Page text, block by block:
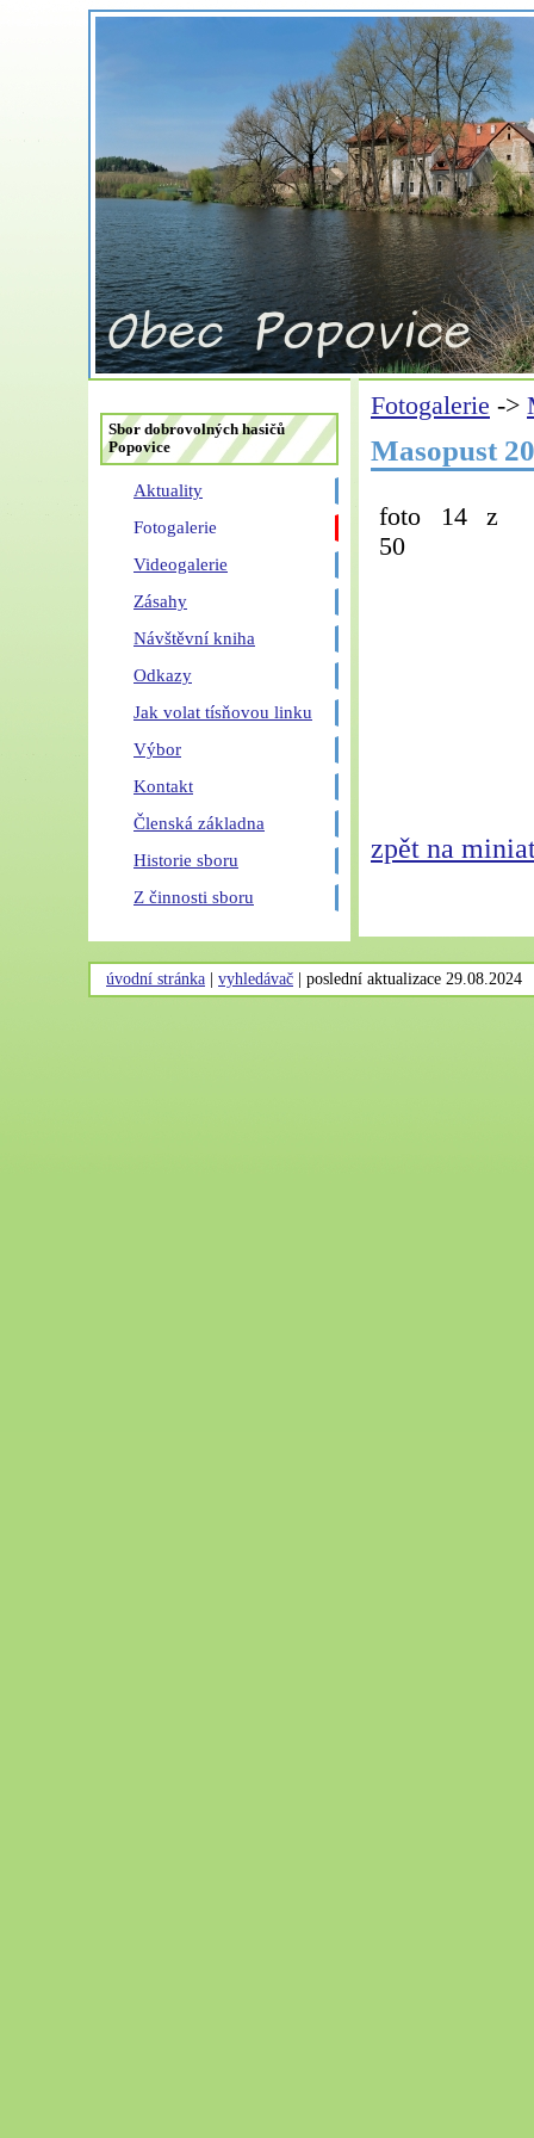
Sbor dobrovolných hasičů
Popovice
Aktuality
Fotogalerie
Videogalerie
Zásahy
Návštěvní kniha
Odkazy
Jak volat tísňovou linku
Výbor
Kontakt
Členská základna
Historie sboru
Z činnosti sboru
Fotogalerie ->
Masopust
foto 14z
50
zpět na
úvodní stránka vyhledávač poslední aktualizace 29.08.2024